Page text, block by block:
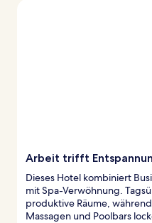
Arbeit trifft
Dieses Hotel kombiniert
mit Spa-Verwöhnung.
produktive Räume,
Massagen und Poolbars